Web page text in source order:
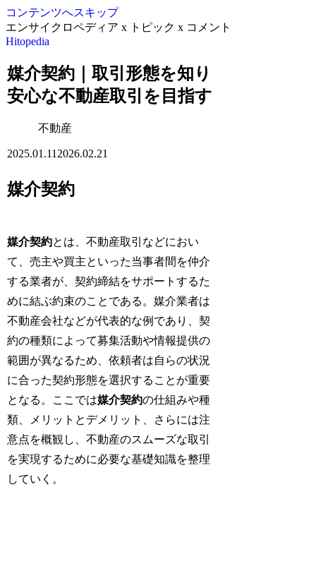
コンテンツへスキップ
エンサイクロペディア x トピック x コメント
Hitopedia
媒介契約｜取引形態を知り
安心な不動産取引を目指す
不動産
2025.01.11 2026.02.21
媒介契約
媒介契約とは、不動産取引などにおい
て、売主や買主といった当事者間を仲介
する業者が、契約締結をサポートするた
めに結ぶ約束のことである。媒介業者は
不動産会社などが代表的な例であり、契
約の種類によって募集活動や情報提供の
範囲が異なるため、依頼者は自らの状況
に合った契約形態を選択することが重要
となる。ここでは媒介契約の仕組みや種
類、メリットとデメリット、さらには注
意点を概観し、不動産のスムーズな取引
を実現するために必要な基礎知識を整理
していく。